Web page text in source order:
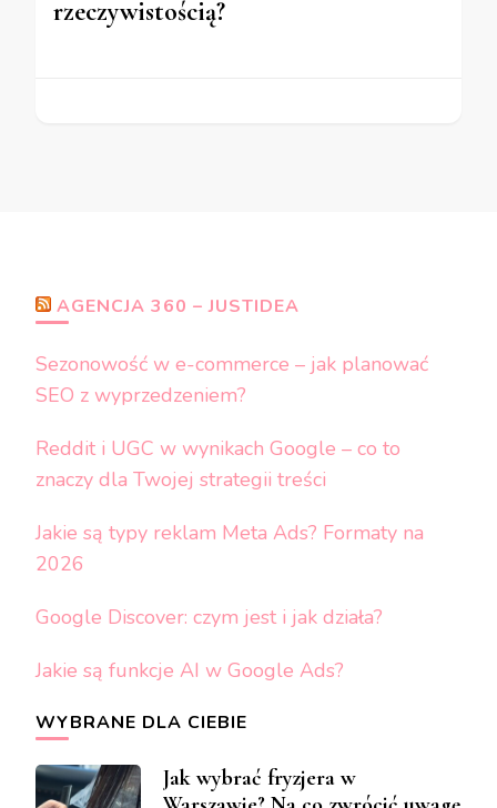
rzeczywistością?
AGENCJA 360 – JUSTIDEA
Sezonowość w e-commerce – jak planować
SEO z wyprzedzeniem?
Reddit i UGC w wynikach Google – co to
znaczy dla Twojej strategii treści
Jakie są typy reklam Meta Ads? Formaty na
2026
Google Discover: czym jest i jak działa?
Jakie są funkcje AI w Google Ads?
WYBRANE DLA CIEBIE
Jak wybrać fryzjera w